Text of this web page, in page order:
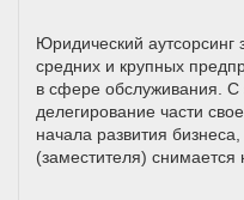
Юридический
средних и крупных
в сфере обслуживания. С
делегирование части
начала развития
(заместителя) снимается